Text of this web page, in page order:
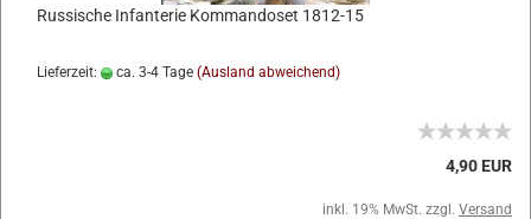
Russische Infanterie Kommandoset 1812-15
Lieferzeit: ca. 3-4 Tage (Ausland abweichend)
4,90 EUR
inkl. 19% MwSt. zzgl. Versand